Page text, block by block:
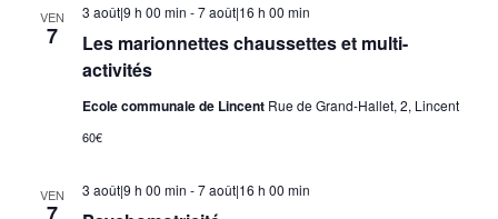
VEN
7
Les marionnettes chaussettes et multi-
activités
3 août|9 h 00 min -7 août|16 h 00 min
Ecole communale de Lincent Rue de Grand-Hallet, 2, Lincent
60€
VEN
7
3 août|9 h 00 min -7 août|16 h 00 min